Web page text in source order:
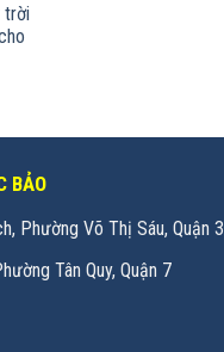
trời
BẢO
Phường Võ Thị Sáu, Quận 3
Tân Quy, Quận 7